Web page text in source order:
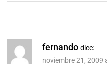
fernando dice:
noviembre 21, 2009